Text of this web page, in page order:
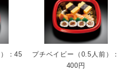
：45
プチベイビー（0.5人前）：
400円